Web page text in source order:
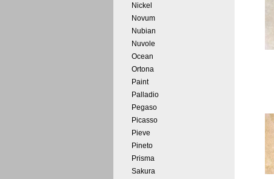
Nickel
Novum
Nubian
Nuvole
Ocean
Ortona
Paint
Palladio
Pegaso
Picasso
Pieve
Pineto
Prisma
Sakura